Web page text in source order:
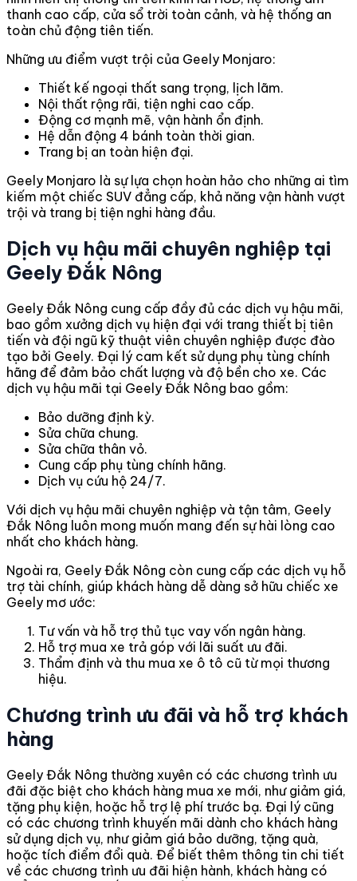
thanh cao cấp, cửa sổ trời toàn cảnh, và hệ thống an
toàn chủ động tiên tiến.
Những ưu điểm vượt trội của Geely Monjaro:
Thiết kế ngoại thất sang trọng, lịch lãm.
Nội thất rộng rãi, tiện nghi cao cấp.
Động cơ mạnh mẽ, vận hành ổn định.
Hệ dẫn động 4 bánh toàn thời gian.
Trang bị an toàn hiện đại.
Geely Monjaro là sự lựa chọn hoàn hảo cho những ai tìm
kiếm một chiếc SUV đẳng cấp, khả năng vận hành vượt
trội và trang bị tiện nghi hàng đầu.
Dịch vụ hậu mãi chuyên nghiệp tại
Geely Đắk Nông
Geely Đắk Nông cung cấp đầy đủ các dịch vụ hậu mãi,
bao gồm xưởng dịch vụ hiện đại với trang thiết bị tiên
tiến và đội ngũ kỹ thuật viên chuyên nghiệp được đào
tạo bởi Geely. Đại lý cam kết sử dụng phụ tùng chính
hãng để đảm bảo chất lượng và độ bền cho xe. Các
dịch vụ hậu mãi tại Geely Đắk Nông bao gồm:
Bảo dưỡng định kỳ.
Sửa chữa chung.
Sửa chữa thân vỏ.
Cung cấp phụ tùng chính hãng.
Dịch vụ cứu hộ 24/7.
Với dịch vụ hậu mãi chuyên nghiệp và tận tâm, Geely
Đắk Nông luôn mong muốn mang đến sự hài lòng cao
nhất cho khách hàng.
Ngoài ra, Geely Đắk Nông còn cung cấp các dịch vụ hỗ
trợ tài chính, giúp khách hàng dễ dàng sở hữu chiếc xe
Geely mơ ước:
Tư vấn và hỗ trợ thủ tục vay vốn ngân hàng.
Hỗ trợ mua xe trả góp với lãi suất ưu đãi.
Thẩm định và thu mua xe ô tô cũ từ mọi thương
hiệu.
Chương trình ưu đãi và hỗ trợ khách
hàng
Geely Đắk Nông thường xuyên có các chương trình ưu
đãi đặc biệt cho khách hàng mua xe mới, như giảm giá,
tặng phụ kiện, hoặc hỗ trợ lệ phí trước bạ. Đại lý cũng
có các chương trình khuyến mãi dành cho khách hàng
sử dụng dịch vụ, như giảm giá bảo dưỡng, tặng quà,
hoặc tích điểm đổi quà. Để biết thêm thông tin chi tiết
về các chương trình ưu đãi hiện hành, khách hàng có